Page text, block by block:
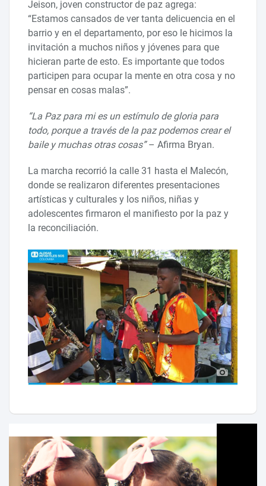
Jeison, joven constructor de paz agrega:
“Estamos cansados de ver tanta delicuencia en el
barrio y en el departamento, por eso le hicimos la
invitación a muchos niños y jóvenes para que
hicieran parte de esto. Es importante que todos
participen para ocupar la mente en otra cosa y no
pensar en cosas malas”.
“La Paz para mi es un estímulo de gloria para
todo, porque a través de la paz podemos crear el
baile y muchas otras cosas”– Afirma Bryan.
La marcha recorrió la calle 31 hasta el Malecón,
donde se realizaron diferentes presentaciones
artísticas y culturales y los niños, niñas y
adolescentes firmaron el manifiesto por la paz y
la reconciliación.